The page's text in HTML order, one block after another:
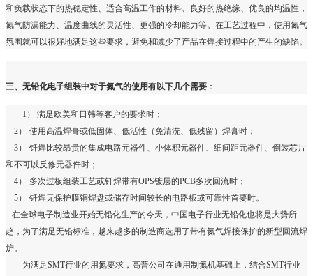
和负载状态下的热稳定性、适合高温工作的材料、良好的热绝缘、优良的均温性，
氮气防漏能力、温度曲线的灵活性、更强的冷却能力等。在工艺过程中，使用氮气
氛围就可以很好地满足这些要求，避免和减少了产品在焊接过程中的产生的缺陷。
三、无铅化电子组装中对于氮气的使用有以下几个需要 ：
1） 满足欧美和日韩等客户的要求时；
2）
使用高温焊膏或低固体、低活性（免清洗、低残留）焊膏时；
3）
钎焊比较昂贵的集成电路元器件、小体积元器件、细间距元器件、倒装芯片
和不可以反修元器件时；
4） 多次过板组装工艺或钎焊带有OPS镀层的PCB多次回流时；
5）
钎焊无保护膜铜焊盘或储存时间较长的电路板或可靠性首要时。
在全球电子制造业开始无铅化生产的今天，中国电子行业无铅化也将是大势所
趋，为了满足无铅标准，越来越多的制造商选用了带有氮气焊接保护的新型回流焊
炉。
为满足SMT行业的用氮要求，高普公司在通用制氮机基础上，结合SMT行业